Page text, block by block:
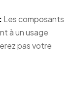
Les composants
à un usage
pas votre